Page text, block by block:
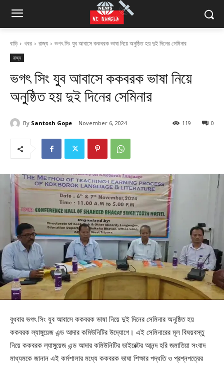
বাড়ি খবর রাজ্য ভগৎ সিং যুব আবাসে ককবরক ভাষা নিয়ে অনুষ্ঠিত হয় দুই দিনের সেমিনার
রাজ্য
ভগৎ সিং যুব আবাসে ককবরক ভাষা নিয়ে
অনুষ্ঠিত হয় দুই দিনের সেমিনার
By Santosh Gope November 6, 2024 0
119
বুধবার ভগৎ সিং যুব আবাসে ককবরক ভাষা নিয়ে দুই দিনের সেমিনার অনুষ্ঠিত হয়
ককবরক ল্যাঙ্গুয়েজ এন্ড আদার কমিউনিটির উদ্যোগে। এই সেমিনারের মূল বিষয়বস্তু
নিয়ে ককবরক ল্যাঙ্গুয়েজ এন্ড আদার কমিউনিটির ডাইরেক্টর আনন্দ হরি জমাতিয়া সংবাদ
মাধ্যমকে জানান এই কর্মশালার মধ্যে ককবরক ভাষা শিক্ষার পদ্ধতি ও প্রশ্নপত্রের